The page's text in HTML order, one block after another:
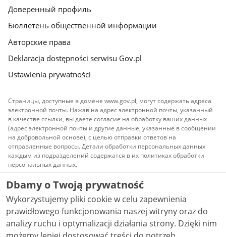
Доверенный профиль
Бюллетень общественной информации
Авторские права
Deklaracja dostępności serwisu Gov.pl
Ustawienia prywatności
Страницы, доступные в домене www.gov.pl, могут содержать адреса
электронной почты. Нажав на адрес электронной почты, указанный
в качестве ссылки, вы даете согласие на обработку ваших данных
(адрес электронной почты и другие данные, указанные в сообщении
на добровольной основе), с целью отправки ответов на
отправленные вопросы. Детали обработки персональных данных
каждым из подразделений содержатся в их политиках обработки
персональных данных.
Весь контент, публикуемый на сайте, доступен по
лицензииАтрибуция Creative Commons 3.0 PL
(Атрибуция Творческого сообщества), если не
указано иное.
Dbamy o Twoją prywatność
Wykorzystujemy pliki cookie w celu zapewnienia
prawidłowego funkcjonowania naszej witryny oraz do
analizy ruchu i optymalizacji działania strony. Dzięki nim